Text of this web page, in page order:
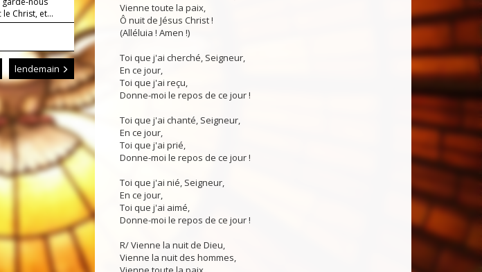
Christ, et...
lendemain
Vienne toute la paix,
Ô nuit de Jésus Christ !
(Alléluia ! Amen !)
Toi que j'ai cherché, Seigneur,
En ce jour,
Toi que j'ai reçu,
Donne-moi le repos de ce jour !
Toi que j'ai chanté, Seigneur,
En ce jour,
Toi que j'ai prié,
Donne-moi le repos de ce jour !
Toi que j'ai nié, Seigneur,
En ce jour,
Toi que j'ai aimé,
Donne-moi le repos de ce jour !
R/ Vienne la nuit de Dieu,
Vienne la nuit des hommes,